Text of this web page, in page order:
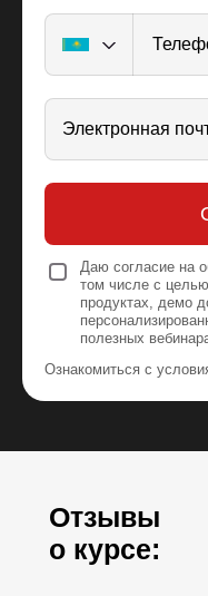
Электронная
Даю согласие на
том числе с
продуктах, демо
полезных
Ознакомиться с
Отзывы
о курсе:
в записи
Групповые
практики